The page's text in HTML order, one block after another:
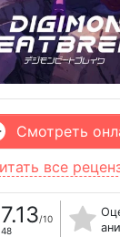
Смотреть
все
7.13/10
48